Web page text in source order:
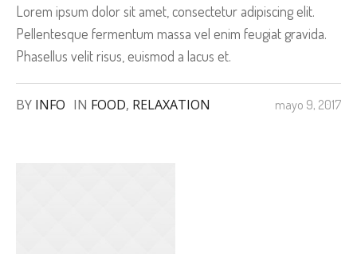
Lorem ipsum dolor sit amet, consectetur adipiscing elit.
Pellentesque fermentum massa vel enim feugiat gravida.
Phasellus velit risus, euismod a lacus et.
mayo 9, 2017
BY INFO IN FOOD, RELAXATION